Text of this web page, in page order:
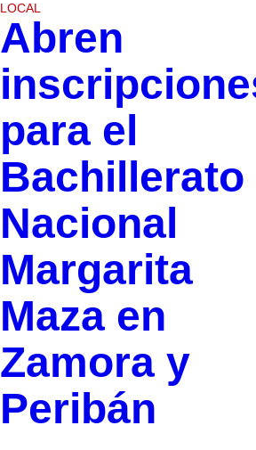
LOCAL
Abren
para el
Bachillerato
Nacional
Margarita
Maza en
Zamora y
Peribán